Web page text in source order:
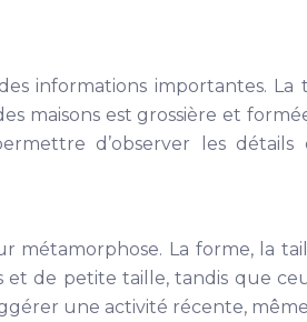
informations importantes.
maisons est grossière et
d’observer les
métamorphose. La forme, la
de petite taille, tandis que
une activité récente, même